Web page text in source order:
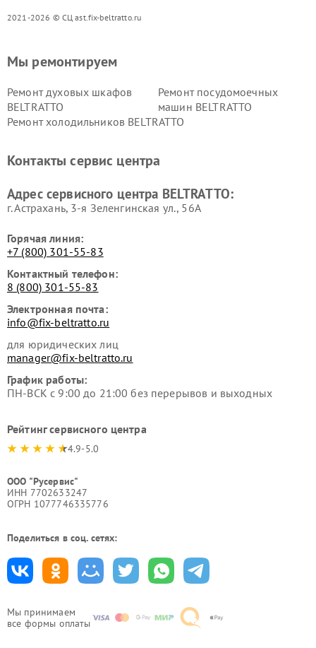
2021-2026 © СЦ ast.fix-beltratto.ru
Мы принимаем
все формы оплаты
Мы ремонтируем
Ремонт духовых шкафов
BELTRATTO
Ремонт посудомоечных
машин BELTRATTO
Ремонт холодильников BELTRATTO
Контакты сервис центра
Адрес сервисного центра BELTRATTO:
г. Астрахань, 3-я Зеленгинская ул., 56А
Горячая линия:
+7 (800) 301-55-83
Контактный телефон:
8 (800) 301-55-83
Электронная почта:
info@fix-beltratto.ru
для юридических лиц
manager@fix-beltratto.ru
График работы:
ПН-ВСК с 9:00 до 21:00 без перерывов и выходных
Рейтинг сервисного центра
4.9-5.0
ООО "Русервис"
ИНН 7702633247
ОГРН 1077746335776
Поделиться в соц. сетях: